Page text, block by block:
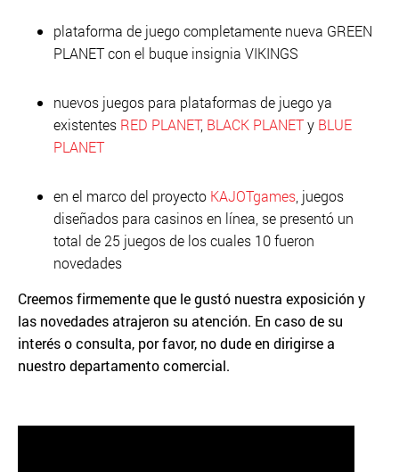
plataforma de juego completamente nueva GREEN
PLANET con el buque insignia VIKINGS
nuevos juegos para plataformas de juego ya
existentes RED PLANET, BLACK PLANETy BLUE
PLANET
en el marco del proyecto KAJOTgames , juegos
diseñados para casinos en línea, se presentó un
total de 25 juegos de los cuales 10 fueron
novedades
Creemos firmemente que le gustó nuestra exposición y
las novedades atrajeron su atención. En caso de su
interés o consulta, por favor, no dude en dirigirse a
nuestro departamento comercial.